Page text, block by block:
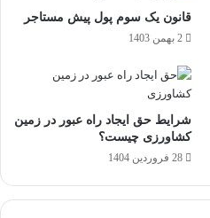
قانون یک سوم پول پیش مستاجر
2 بهمن 1403
شرایط حق ایجاد راه عبور در زمین
کشاورزی چیست؟
28 فروردین 1404